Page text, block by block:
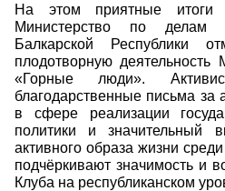
На этом приятные итоги
Министерство по делам
Балкарской Республики
плодотворную
«Горные люди».
благодарственные письма за
в сфере реализации
политики и значительный
активного образа жизни
подчёркивают значимость и
Клуба на республиканском